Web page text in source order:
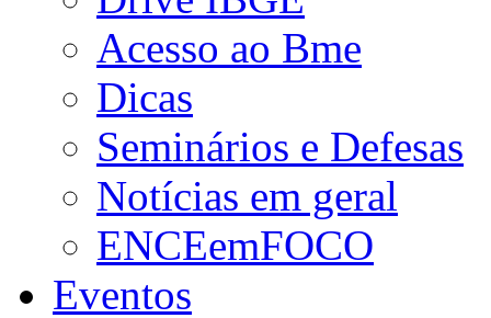
Acesso ao Bme
Dicas
Seminários e Defesas
Notícias em geral
ENCEemFOCO
Eventos